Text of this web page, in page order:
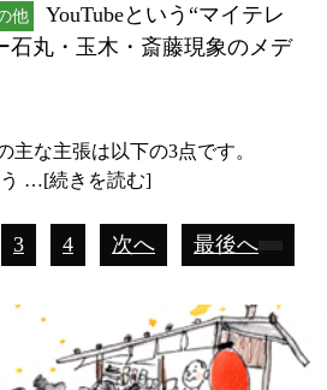
他
YouTubeという“マイテレ
石丸・玉木・斎藤現象のメデ
な主張は以下の3点です。
う …[続きを読む]
3 4 次へ 最後へ